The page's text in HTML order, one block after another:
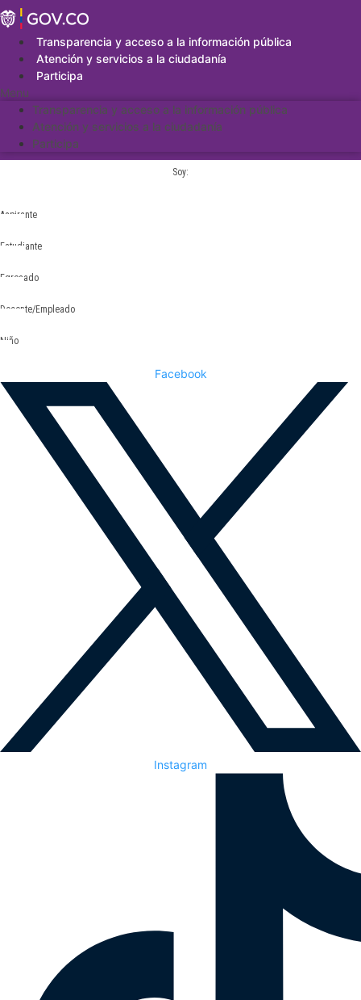
Saltar
al
contenidoTransparencia y acceso a la información pública
Atención y servicios a la ciudadanía
Participa
Menu
Transparencia y acceso a la información pública
Atención y servicios a la ciudadanía
Participa
Soy:
Aspirante
Estudiante
Egresado
Docente/Empleado
Niño
Facebook
Instagram